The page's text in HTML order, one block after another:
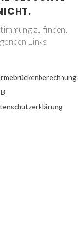
zu finden,
Links